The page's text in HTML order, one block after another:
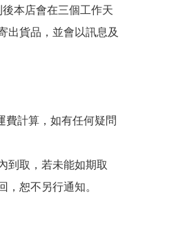
本店會在三個工作天
出貨品，並會以訊息及
費計算，如有任何疑問
到取，若未能如期取
，恕不另行通知。